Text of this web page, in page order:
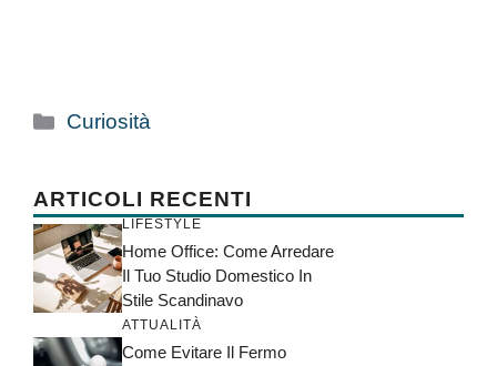
Categorie
Curiosità
ARTICOLI RECENTI
LIFESTYLE
Home Office: Come Arredare
Il Tuo Studio Domestico In
Stile Scandinavo
ATTUALITÀ
Come Evitare Il Fermo